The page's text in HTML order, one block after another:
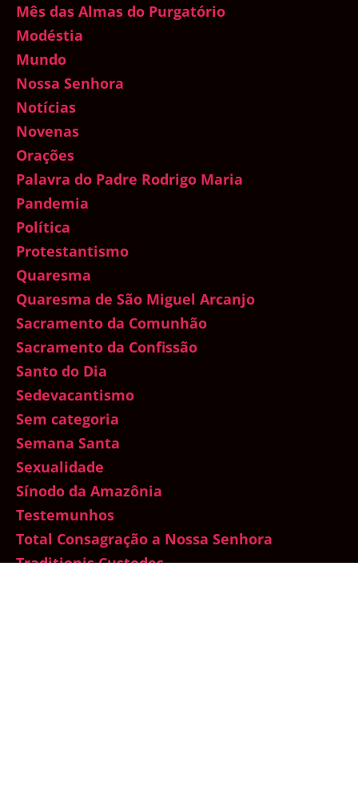
Mês das Almas do Purgatório
Modéstia
Mundo
Nossa Senhora
Notícias
Novenas
Orações
Palavra do Padre Rodrigo Maria
Pandemia
Política
Protestantismo
Quaresma
Quaresma de São Miguel Arcanjo
Sacramento da Comunhão
Sacramento da Confissão
Santo do Dia
Sedevacantismo
Sem categoria
Semana Santa
Sexualidade
Sínodo da Amazônia
Testemunhos
Total Consagração a Nossa Senhora
Traditionis Custodes